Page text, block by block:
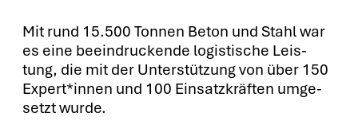
Mit rund 15.500 Ton­nen Beton und Stahl war
es eine beein­dru­cken­de logis­ti­sche Leis­
tung, die mit der Unter­stüt­zung von über 150
Expert*innen und 100 Ein­satz­kräf­ten umge­
setzt wur­de.